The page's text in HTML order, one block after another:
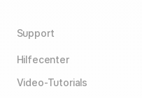
Support
Hilfecenter
Video-Tutorials